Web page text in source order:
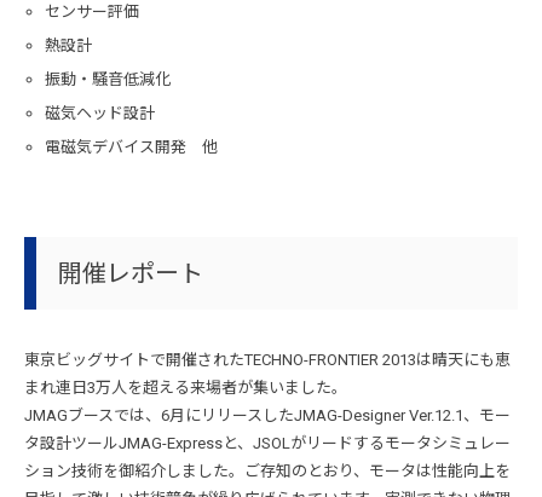
センサー評価
熱設計
振動・騒音低減化
磁気ヘッド設計
電磁気デバイス開発 他
開催レポート
東京ビッグサイトで開催されたTECHNO-FRONTIER 2013は晴天にも恵
まれ連日3万人を超える来場者が集いました。
JMAGブースでは、6月にリリースしたJMAG-Designer Ver.12.1、モー
タ設計ツールJMAG-Expressと、JSOLがリードするモータシミュレー
ション技術を御紹介しました。ご存知のとおり、モータは性能向上を